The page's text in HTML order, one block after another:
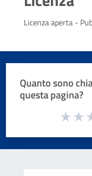
Licenza aperta -
Quanto sono
questa pagina?
Valuta da 1 a 5 stelle la